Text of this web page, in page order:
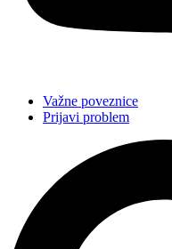
Važne poveznice
Prijavi problem